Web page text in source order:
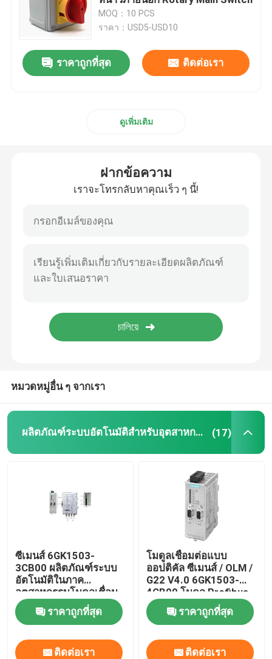
เครื่องเชื่อมสายเคเบิล
สวิตช์และซ็อตที่ป้องกันระเบิด
สวิตช์เซนเซอร์จับความใกล้เคียง
รีเลย์ควบคุมอุตสาหกรรม
สวิทช์ไฟฟ้าปุ่มกด
ฟิวส์ความปลอดภัยทางไฟฟ้า
แหล่งจ่ายไฟสลับโหมด SMPS
เครื่องวัดพลังงานราง Din
โปรแกรมการใช้งาน
การล็อคสายไฟฟ้าด้วยตัวเอง
MOQ：10 PCS
ราคา：USD5-USD10
ราคาถูกที่สุด ติดต่อเรา
ดูเพิ่มเติม
ฝากข้อความ
เราจะโทรกลับหาคุณเร็ว ๆ นี้!
หมวดหมู่อื่น ๆ จากเรา
ผลิตภัณฑ์ระบบอัตโนมัติสำหรับอุตสาหกรรม (17)
ซีเมนส์ 6GK1503-
3CB00 ผลิตภัณฑ์ระบบ
อัตโนมัติในภาค
อุตสาหกรรมโมดูลเชื่อม
ต่อใยแก้วนำแสง
PROFIBUSราคาถูกที่สุด
ติดต่อเรา
โมดูลเชื่อมต่อแบบ
ออปติคัล ซีเมนส์ / OLM /
G22 V4.0 6GK1503-
4CB00 โมดูล Profibus
ราคาถูกที่สุด
ติดต่อเรา